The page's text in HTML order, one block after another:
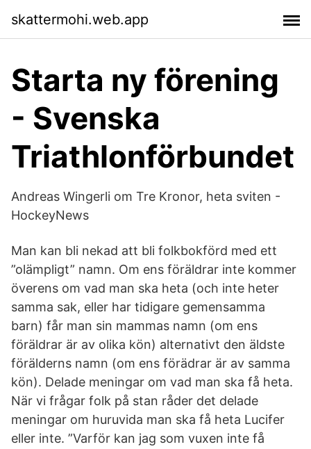
skattermohi.web.app
Starta ny förening
- Svenska
Triathlonförbundet
Andreas Wingerli om Tre Kronor, heta sviten -
HockeyNews
Man kan bli nekad att bli folkbokförd med ett
”olämpligt” namn. Om ens föräldrar inte kommer
överens om vad man ska heta (och inte heter
samma sak, eller har tidigare gemensamma
barn) får man sin mammas namn (om ens
föräldrar är av olika kön) alternativt den äldste
förälderns namn (om ens förädrar är av samma
kön). Delade meningar om vad man ska få heta.
När vi frågar folk på stan råder det delade
meningar om huruvida man ska få heta Lucifer
eller inte. ”Varför kan jag som vuxen inte få